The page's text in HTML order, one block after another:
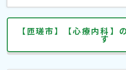
【匝瑳市】【心療内科】
す